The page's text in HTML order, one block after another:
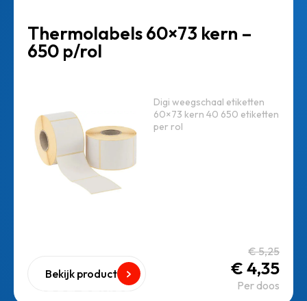
Thermolabels 60×73 kern –
650 p/rol
Digi weegschaal etiketten
60×73 kern 40 650 etiketten
per rol
Bekijk product
€5,25
€4,35
Per doos
goed advies gegeven en snelle